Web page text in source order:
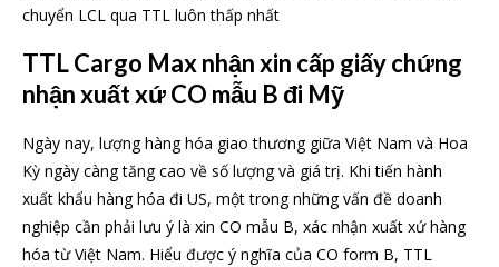
chuyển LCL qua TTL luôn thấp nhất
TTL Cargo Max nhận xin cấp giấy chứng
nhận xuất xứ CO mẫu B đi Mỹ
Ngày nay, lượng hàng hóa giao thương giữa Việt Nam và Hoa
Kỳ ngày càng tăng cao về số lượng và giá trị. Khi tiến hành
xuất khẩu hàng hóa đi US, một trong những vấn đề doanh
nghiệp cần phải lưu ý là xin CO mẫu B, xác nhận xuất xứ hàng
hóa từ Việt Nam. Hiểu được ý nghĩa của CO form B, TTL